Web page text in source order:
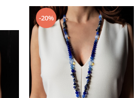
-20%